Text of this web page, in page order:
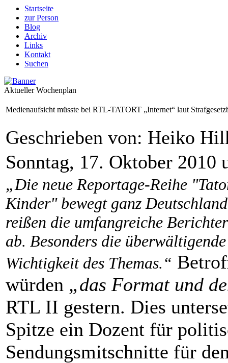
Startseite
zur Person
Blog
Archiv
Links
Kontakt
Suchen
Aktueller Wochenplan
Medienaufsicht müsste bei RTL-TATORT „Internet“ laut
Geschrieben von: Heiko
Sonntag, 17. Oktober 2010
„Die neue Reportage-Reihe
Kinder" bewegt ganz
reißen die umfangreiche
ab. Besonders die
Wichtigkeit des Themas.“
würden „das Format und
RTL II gestern. Dies
Spitze ein Dozent für
Sendungsmitschnitte für